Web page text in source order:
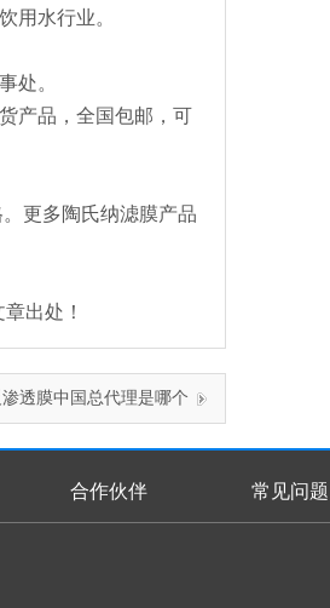
用水行业。
处。
产品，全国包邮，可
更多陶氏纳滤膜产品
出处！
透膜中国总代理是哪个
合作伙伴 常见问题